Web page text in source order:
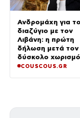
Ανδρομάχη για το
διαζύγιο με τον
Λιβάνη: η πρώτη
δήλωση μετά τον
δύσκολο χωρισμό
«Όποιος έχει…»
COUSCOUS.GR